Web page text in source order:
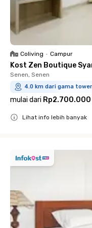
Coliving • Campur
Kost Zen Boutique
Senen, Senen
4.0 km dari gama tower
mulai dari Rp2.700.000
Lihat info lebih banyak